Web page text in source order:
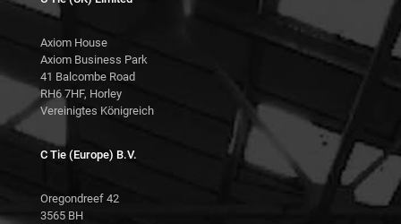
Axiom House
Axiom Business Park
41 Balcombe Road
RH6 7HF, Horley
Vereinigtes Königreich
C Tie (Europe) B.V.
Oregondreef 42
3565 BH